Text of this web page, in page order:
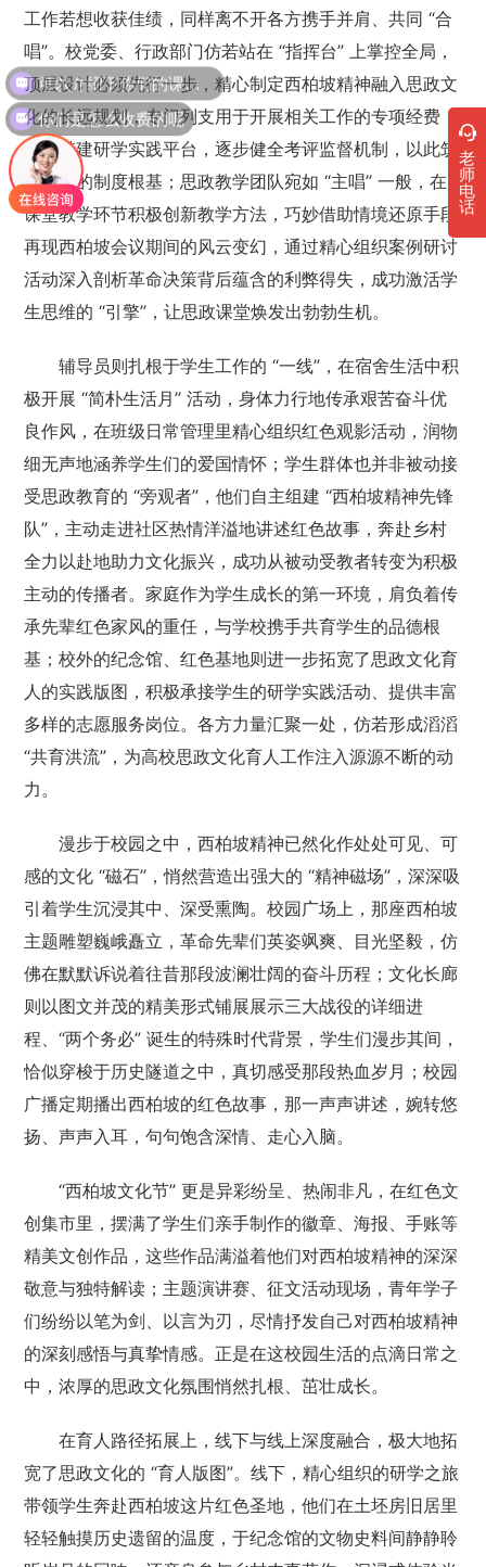
工作若想收获佳绩，同样离不开各方携手并肩、共同 “合
唱”。校党委、行政部门仿若站在 “指挥台” 上掌控全局，
顶层设计必须先行一步，精心制定西柏坡精神融入思政文
化的长远规划，专门列支用于开展相关工作的专项经费，
用心搭建研学实践平台，逐步健全考评监督机制，以此筑
牢坚实的制度根基；思政教学团队宛如 “主唱” 一般，在
课堂教学环节积极创新教学方法，巧妙借助情境还原手段
再现西柏坡会议期间的风云变幻，通过精心组织案例研讨
活动深入剖析革命决策背后蕴含的利弊得失，成功激活学
生思维的 “引擎”，让思政课堂焕发出勃勃生机。
辅导员则扎根于学生工作的 “一线”，在宿舍生活中积
极开展 “简朴生活月” 活动，身体力行地传承艰苦奋斗优
良作风，在班级日常管理里精心组织红色观影活动，润物
细无声地涵养学生们的爱国情怀；学生群体也并非被动接
受思政教育的 “旁观者”，他们自主组建 “西柏坡精神先锋
队”，主动走进社区热情洋溢地讲述红色故事，奔赴乡村
全力以赴地助力文化振兴，成功从被动受教者转变为积极
主动的传播者。家庭作为学生成长的第一环境，肩负着传
承先辈红色家风的重任，与学校携手共育学生的品德根
基；校外的纪念馆、红色基地则进一步拓宽了思政文化育
人的实践版图，积极承接学生的研学实践活动、提供丰富
多样的志愿服务岗位。各方力量汇聚一处，仿若形成滔滔
“共育洪流”，为高校思政文化育人工作注入源源不断的动
力。
漫步于校园之中，西柏坡精神已然化作处处可见、可
感的文化 “磁石”，悄然营造出强大的 “精神磁场”，深深吸
引着学生沉浸其中、深受熏陶。校园广场上，那座西柏坡
主题雕塑巍峨矗立，革命先辈们英姿飒爽、目光坚毅，仿
佛在默默诉说着往昔那段波澜壮阔的奋斗历程；文化长廊
则以图文并茂的精美形式铺展展示三大战役的详细进
程、“两个务必” 诞生的特殊时代背景，学生们漫步其间，
恰似穿梭于历史隧道之中，真切感受那段热血岁月；校园
广播定期播出西柏坡的红色故事，那一声声讲述，婉转悠
扬、声声入耳，句句饱含深情、走心入脑。
“西柏坡文化节” 更是异彩纷呈、热闹非凡，在红色文
创集市里，摆满了学生们亲手制作的徽章、海报、手账等
精美文创作品，这些作品满溢着他们对西柏坡精神的深深
敬意与独特解读；主题演讲赛、征文活动现场，青年学子
们纷纷以笔为剑、以言为刃，尽情抒发自己对西柏坡精神
的深刻感悟与真挚情感。正是在这校园生活的点滴日常之
中，浓厚的思政文化氛围悄然扎根、茁壮成长。
在育人路径拓展上，线下与线上深度融合，极大地拓
宽了思政文化的 “育人版图”。线下，精心组织的研学之旅
带领学生奔赴西柏坡这片红色圣地，他们在土坯房旧居里
轻轻触摸历史遗留的温度，于纪念馆的文物史料间静静聆
老
师
电
话
可以介绍下你们的课程吗？
你们是怎么收费的呢